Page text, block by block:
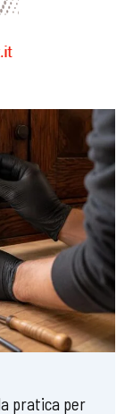
pratica per